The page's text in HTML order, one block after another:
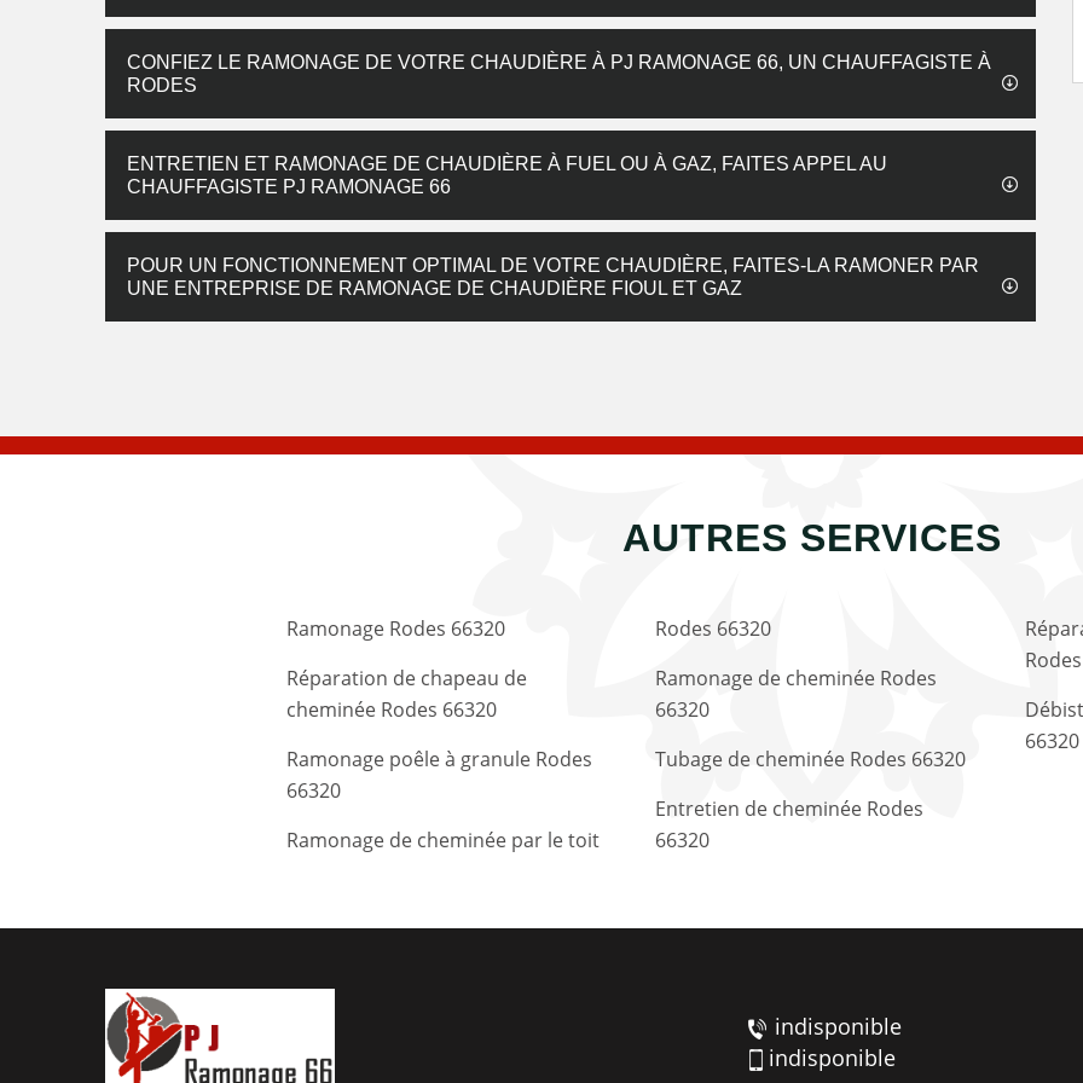
CONFIEZ LE RAMONAGE DE VOTRE CHAUDIÈRE À PJ RAMONAGE 66, UN CHAUFFAGISTE À
RODES
ENTRETIEN ET RAMONAGE DE CHAUDIÈRE À FUEL OU À GAZ, FAITES APPEL AU
CHAUFFAGISTE PJ RAMONAGE 66
POUR UN FONCTIONNEMENT OPTIMAL DE VOTRE CHAUDIÈRE, FAITES-LA RAMONER PAR
UNE ENTREPRISE DE RAMONAGE DE CHAUDIÈRE FIOUL ET GAZ
AUTRES SERVICES
Ramonage Rodes 66320
Réparation de chapeau de
cheminée Rodes 66320
Ramonage poêle à granule Rodes
66320
Ramonage de cheminée par le toit
Rodes 66320
Ramonage de cheminée Rodes
66320
Tubage de cheminée Rodes 66320
Entretien de cheminée Rodes
66320
66320
indisponible
indisponible